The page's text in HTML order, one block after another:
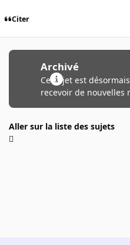
Citer
Archivé
Ce sujet est
recevoir de nouvelles
Aller sur la liste des sujets